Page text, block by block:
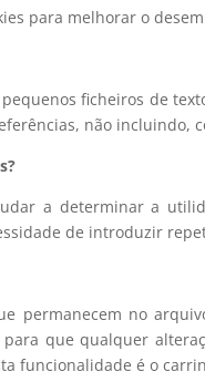
para melhorar o
pequenos ficheiros de
não incluindo,
a determinar a
de introduzir
permanecem no
que qualquer
funcionalidade é o